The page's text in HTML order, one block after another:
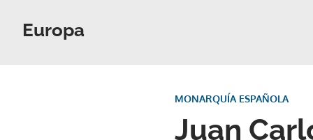
Europa
Juan
MONARQUÍA ESPAÑOLA